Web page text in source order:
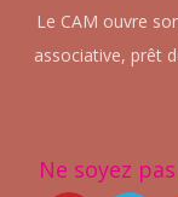
Le CAM ouvre
associative, prêt
Ne soyez